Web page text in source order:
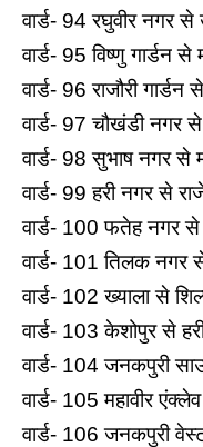
वार्ड- 94 रघुवीर नगर से
वार्ड- 95 विष्‍णु गार्डन
वार्ड- 96 राजौरी
वार्ड- 97 चौखंडी नगर
वार्ड- 98 सुभाष नगर
वार्ड- 99 हरी नगर से
वार्ड- 100 फतेह नगर
वार्ड- 101 त‍िलक
वार्ड- 102 ख्‍याला से
वार्ड- 103 केशोपुर से
वार्ड- 104 जनकपुरी
वार्ड- 105 महावीर
वार्ड- 106 जनकपुरी